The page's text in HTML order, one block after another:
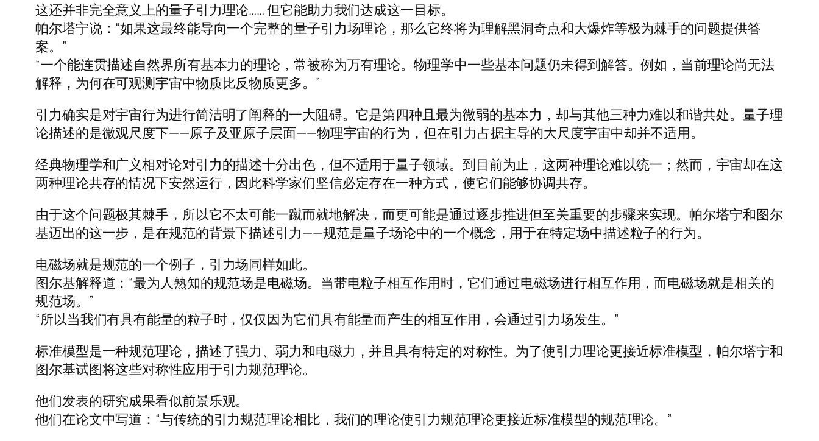
这还并非完全意义上的量子引力理论…… 但它能助力我们达成这一目标。
帕尔塔宁说：“如果这最终能导向一个完整的量子引力场理论，那么它终将为理解黑洞奇点和大爆炸等极为棘手的问题提供答
案。”
“一个能连贯描述自然界所有基本力的理论，常被称为万有理论。物理学中一些基本问题仍未得到解答。例如，当前理论尚无法
解释，为何在可观测宇宙中物质比反物质更多。”
引力确实是对宇宙行为进行简洁明了阐释的一大阻碍。它是第四种且最为微弱的基本力，却与其他三种力难以和谐共处。量子理
论描述的是微观尺度下——原子及亚原子层面——物理宇宙的行为，但在引力占据主导的大尺度宇宙中却并不适用。
经典物理学和广义相对论对引力的描述十分出色，但不适用于量子领域。到目前为止，这两种理论难以统一；然而，宇宙却在这
两种理论共存的情况下安然运行，因此科学家们坚信必定存在一种方式，使它们能够协调共存。
由于这个问题极其棘手，所以它不太可能一蹴而就地解决，而更可能是通过逐步推进但至关重要的步骤来实现。帕尔塔宁和图尔
基迈出的这一步，是在规范的背景下描述引力——规范是量子场论中的一个概念，用于在特定场中描述粒子的行为。
电磁场就是规范的一个例子，引力场同样如此。
图尔基解释道：“最为人熟知的规范场是电磁场。当带电粒子相互作用时，它们通过电磁场进行相互作用，而电磁场就是相关的
规范场。”
“所以当我们有具有能量的粒子时，仅仅因为它们具有能量而产生的相互作用，会通过引力场发生。”
标准模型是一种规范理论，描述了强力、弱力和电磁力，并且具有特定的对称性。为了使引力理论更接近标准模型，帕尔塔宁和
图尔基试图将这些对称性应用于引力规范理论。
他们发表的研究成果看似前景乐观。
他们在论文中写道：“与传统的引力规范理论相比，我们的理论使引力规范理论更接近标准模型的规范理论。”